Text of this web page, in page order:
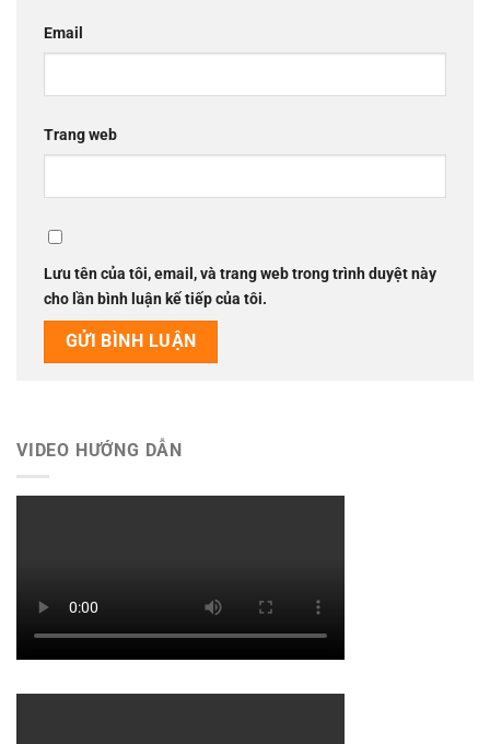
Email
Trang web
Lưu tên của tôi, email, và trang web trong trình duyệt này
cho lần bình luận kế tiếp của tôi.
VIDEO HƯỚNG DẪN